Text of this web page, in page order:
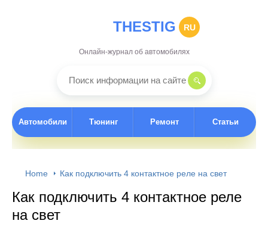
THESTIG RU
Онлайн-журнал об автомобилях
Автомобили Тюнинг Ремонт Статьи
Home Как подключить 4 контактное реле на свет
Как подключить 4 контактное реле
на свет